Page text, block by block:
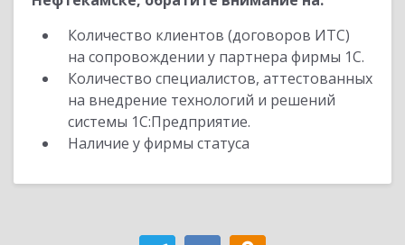
Количество клиентов (договоров ИТС)
на сопровождении у партнера фирмы 1С.
Количество специалистов, аттестованных
на внедрение технологий и решений
системы 1С:Предприятие.
Наличие у фирмы статуса